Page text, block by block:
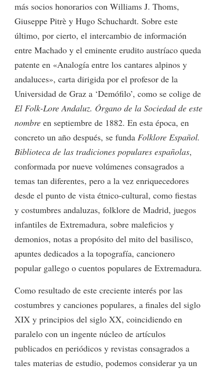
más socios honorarios con Williams J. Thoms,
Giuseppe Pitrè y Hugo Schuchardt. Sobre este
último, por cierto, el intercambio de información
entre Machado y el eminente erudito austríaco queda
patente en «Analogía entre los cantares alpinos y
andaluces», carta dirigida por el profesor de la
Universidad de Graz a ‘Demófilo’, como se colige de
El Folk-Lore Andaluz. Órgano de la Sociedad de este
nombre en septiembre de 1882. En esta época, en
concreto un año después, se funda Folklore Español.
Biblioteca de las tradiciones populares españolas,
conformada por nueve volúmenes consagrados a
temas tan diferentes, pero a la vez enriquecedores
desde el punto de vista étnico-cultural, como fiestas
y costumbres andaluzas, folklore de Madrid, juegos
infantiles de Extremadura, sobre maleficios y
demonios, notas a propósito del mito del basilisco,
apuntes dedicados a la topografía, cancionero
popular gallego o cuentos populares de Extremadura.
Como resultado de este creciente interés por las
costumbres y canciones populares, a finales del siglo
XIX y principios del siglo XX, coincidiendo en
paralelo con un ingente núcleo de artículos
publicados en periódicos y revistas consagrados a
tales materias de estudio, podemos considerar ya un